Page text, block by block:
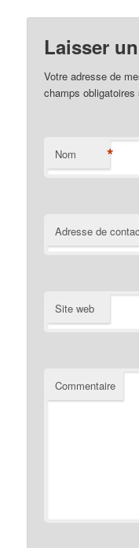
Laisser
Votre adresse de
champs
Nom *
Adresse de
Site web
Commentaire